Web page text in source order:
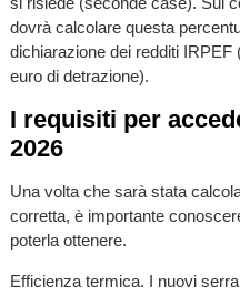
dovrà calcolare questa
dichiarazione dei redditi
euro di detrazione).
I requisiti per
2026
Una volta che sarà stata
corretta, è importante
poterla ottenere.
Efficienza termica. I nuovi